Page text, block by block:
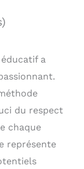
a
du respect
chaque
représente